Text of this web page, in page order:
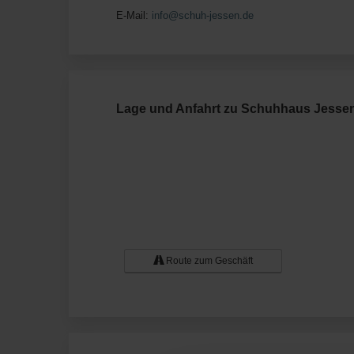
E-Mail: info@schuh-jessen.de
Lage und Anfahrt zu Schuhhaus
Route zum Geschäft